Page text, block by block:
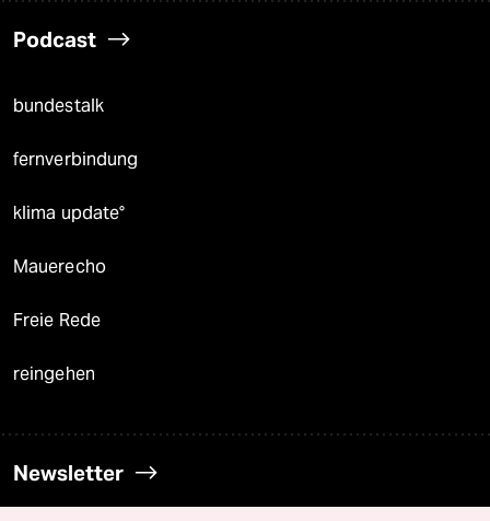
Podcast
bundestalk
fernverbindung
klima update°
Mauerecho
Freie Rede
reingehen
Newsletter